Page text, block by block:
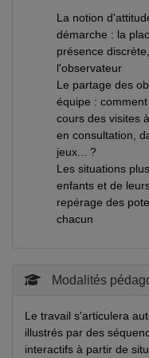
La notion
démarche : la
présence
l'observateur
Le partage des
équipe :
cours des visites
en consultation,
jeux... ?
Les situations
enfants et de
repérage des
chacun
Modalités
Le travail s'articulera
illustrés par des
interactifs à partir de